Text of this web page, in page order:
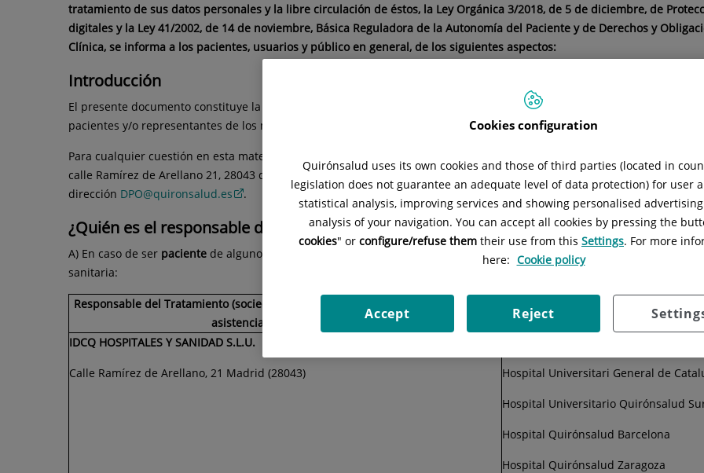
tratamiento de sus datos personales y la libre circulación de éstos, la Ley Orgánica 3/2018, de 5 de diciembre, de
digitales y la Ley 41/2002, de 14 de noviembre, Básica Reguladora de la Autonomía del Paciente y de Derechos y
Clínica, se informa a los pacientes, usuarios y público en general, de los siguientes aspectos:
Introducción
El presente documento constituye la política de privacidad de los
del Grupo Quirónsalud con
pacientes y/o representantes de los mismos.
Para cualquier cuestión en esta materia, el paciente puede ponerse en contacto con el Delegado de Protección de
calle Ramírez de Arellano 21, 28043 de Madrid. Asimismo, puede contactar con el Delegado de Protección de Datos
dirección DPO@quironsalud.es .
¿Quién es el responsable del tratamiento de sus datos?
A) En caso de ser paciente de alguno de los centros sanitarios del Grupo, el responsable del tratamiento de sus datos
sanitaria:
Responsable del Tratamiento (sociedad titular del centro sanitario que le presta
asistencia) y domicilio social
Centro
IDCQ HOSPITALES Y SANIDAD S.L.U.
Calle Ramírez de Arellano, 21 Madrid (28043) Hospital Universitari General de
Hospital Universitario Quirónsalud
Hospital Quirónsalud Barcelona
Hospital Quirónsalud Zaragoza
Cookies configuration
Quirónsalud uses its own cookies and those of third parties (located in
legislation does not guarantee an adequate level of data protection) for user
statistical analysis, improving services and showing personalised
analysis of your navigation. You can accept all cookies by pressing the
cookies" or configure/refuse them their use from this Settings. For more
here: Cookie policy
Reject
Accept